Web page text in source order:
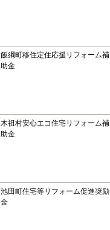
飯綱町移住定住応援リフォーム補
助金
木祖村安心エコ住宅リフォーム補
助金
池田町住宅等リフォーム促進奨励
金